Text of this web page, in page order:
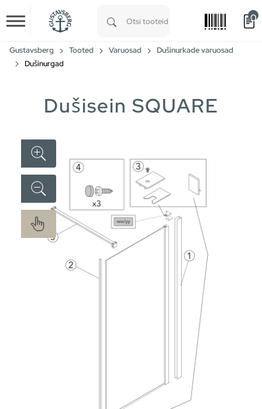
Skip to main content
0
Gustavsberg Tooted Varuosad
Dušinurkade varuosad
Dušinurgad
Dušisein SQUARE